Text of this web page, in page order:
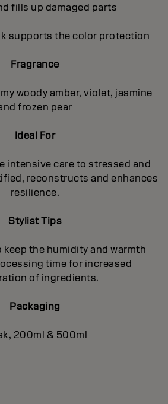
fills up damaged parts
supports the color protection
Fragrance
woody amber, violet, jasmine
frozen pear
Ideal For
intensive care to stressed and
reconstructs and enhances
resilience.
Stylist Tips
keep the humidity and warmth
time for increased
of ingredients.
Packaging
200ml & 500ml